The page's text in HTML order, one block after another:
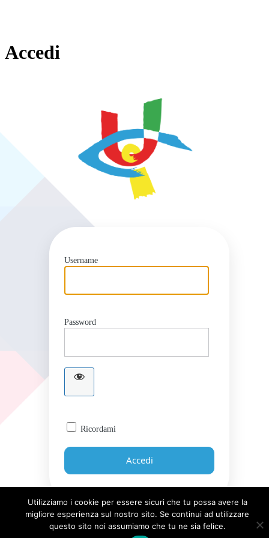
Accedi
Username
Password
Ricordami
Password dimenticata?
Utilizziamo i cookie per essere sicuri che tu possa avere la
migliore esperienza sul nostro sito. Se continui ad utilizzare
questo sito noi assumiamo che tu ne sia felice.